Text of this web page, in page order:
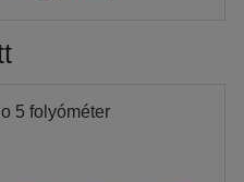
5 folyóméter